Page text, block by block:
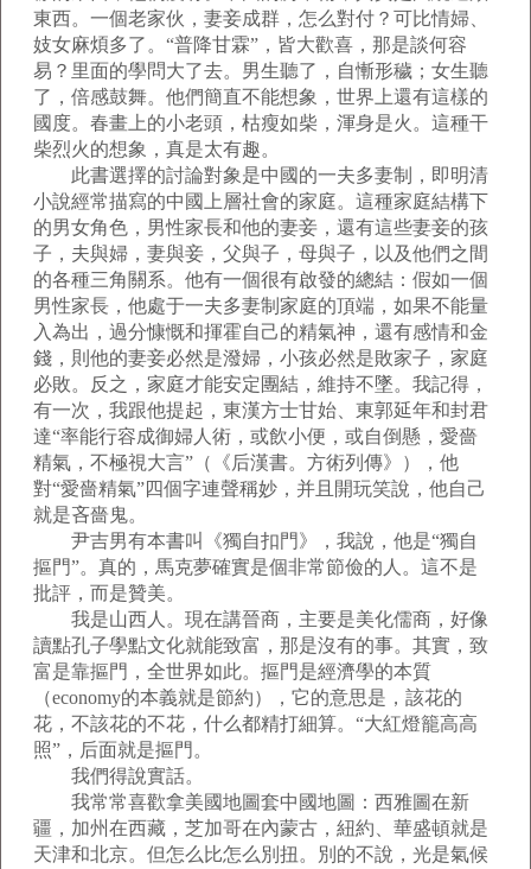
東西。一個老家伙，妻妾成群，怎么對付？可比情婦、
妓女麻煩多了。“普降甘霖”，皆大歡喜，那是談何容
易？里面的學問大了去。男生聽了，自慚形穢；女生聽
了，倍感鼓舞。他們簡直不能想象，世界上還有這樣的
國度。春畫上的小老頭，枯瘦如柴，渾身是火。這種干
柴烈火的想象，真是太有趣。
此書選擇的討論對象是中國的一夫多妻制，即明清
小說經常描寫的中國上層社會的家庭。這種家庭結構下
的男女角色，男性家長和他的妻妾，還有這些妻妾的孩
子，夫與婦，妻與妾，父與子，母與子，以及他們之間
的各種三角關系。他有一個很有啟發的總結：假如一個
男性家長，他處于一夫多妻制家庭的頂端，如果不能量
入為出，過分慷慨和揮霍自己的精氣神，還有感情和金
錢，則他的妻妾必然是潑婦，小孩必然是敗家子，家庭
必敗。反之，家庭才能安定團結，維持不墜。我記得，
有一次，我跟他提起，東漢方士甘始、東郭延年和封君
達“率能行容成御婦人術，或飲小便，或自倒懸，愛嗇
精氣，不極視大言”（《后漢書。方術列傳》），他
對“愛嗇精氣”四個字連聲稱妙，并且開玩笑說，他自己
就是吝嗇鬼。
尹吉男有本書叫《獨自扣門》，我說，他是“獨自
摳門”。真的，馬克夢確實是個非常節儉的人。這不是
批評，而是贊美。
我是山西人。現在講晉商，主要是美化儒商，好像
讀點孔子學點文化就能致富，那是沒有的事。其實，致
富是靠摳門，全世界如此。摳門是經濟學的本質
（economy的本義就是節約），它的意思是，該花的
花，不該花的不花，什么都精打細算。“大紅燈籠高高
照”，后面就是摳門。
我們得說實話。
我常常喜歡拿美國地圖套中國地圖：西雅圖在新
疆，加州在西藏，芝加哥在內蒙古，紐約、華盛頓就是
天津和北京。但怎么比怎么別扭。別的不說，光是氣候